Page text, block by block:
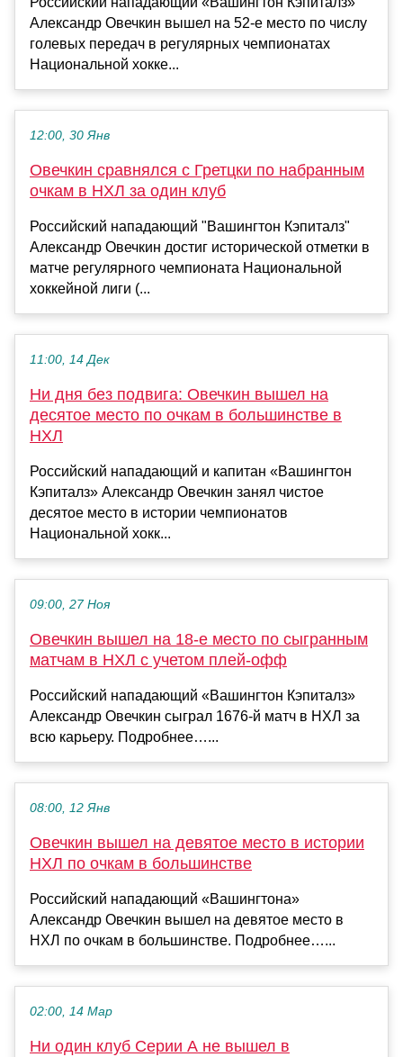
Александр Овечкин вышел на 52‑е место по числу
голевых передач в регулярных чемпионатах
Национальной хокке...
12:00, 30 Янв
Овечкин сравнялся с Гретцки по набранным
очкам в НХЛ за один клуб
Российский нападающий "Вашингтон Кэпиталз"
Александр Овечкин достиг исторической отметки в
матче регулярного чемпионата Национальной
хоккейной лиги (...
11:00, 14 Дек
Ни дня без подвига: Овечкин вышел на
десятое место по очкам в большинстве в
НХЛ
Российский нападающий и капитан «Вашингтон
Кэпиталз» Александр Овечкин занял чистое
десятое место в истории чемпионатов
Национальной хокк...
09:00, 27 Ноя
Овечкин вышел на 18‑е место по сыгранным
матчам в НХЛ с учетом плей-офф
Российский нападающий «Вашингтон Кэпиталз»
Александр Овечкин сыграл 1676‑й матч в НХЛ за
всю карьеру. Подробнее…...
08:00, 12 Янв
Овечкин вышел на девятое место в истории
НХЛ по очкам в большинстве
Российский нападающий «Вашингтона»
Александр Овечкин вышел на девятое место в
НХЛ по очкам в большинстве. Подробнее…...
02:00, 14 Мар
Ни один клуб Серии А не вышел в